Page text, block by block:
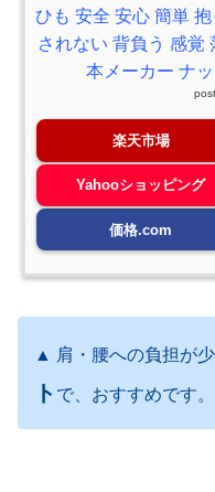
ひも 安全 安心 簡単
されない 背負う 感覚
本メーカー ナ
楽天市場
Yahooショッピング
価格.com
▲ 肩・腰への負担が
ト で、おすすめです。